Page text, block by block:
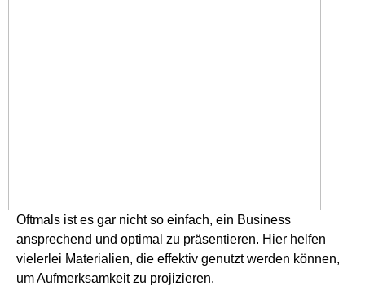
Oftmals ist es gar nicht so einfach, ein Business
ansprechend und optimal zu präsentieren. Hier helfen
vielerlei Materialien, die effektiv genutzt werden können,
um Aufmerksamkeit zu projizieren.